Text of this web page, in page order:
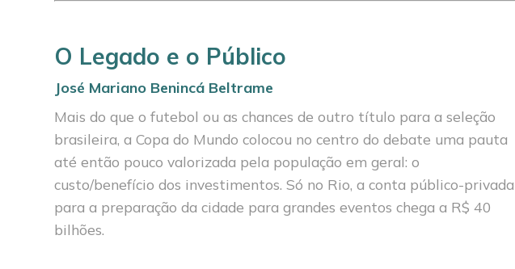
O Legado e o Público
José Mariano Benincá Beltrame
Mais do que o futebol ou as chances de outro título para a seleção
brasileira, a Copa do Mundo colocou no centro do debate uma pauta
até então pouco valorizada pe­la população em geral: o
custo/benefício dos in­vestimentos. Só no Rio, a conta público-privada
para a preparação da cidade para grandes eventos chega a R$ 40
bilhões.